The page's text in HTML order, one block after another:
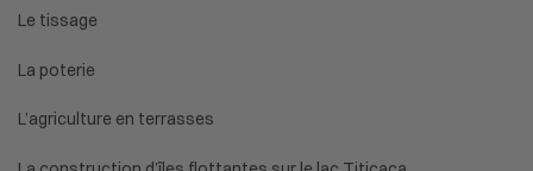
Le tissage
La poterie
L’agriculture en terrasses